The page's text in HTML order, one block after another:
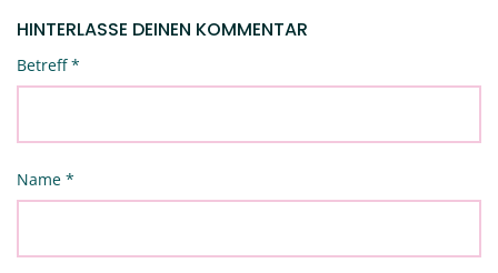
HINTERLASSE DEINEN KOMMENTAR
Betreff*
Name *